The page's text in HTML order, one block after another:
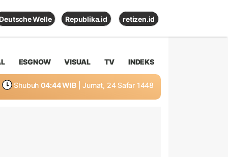
Deutsche Welle Republika.id retizen.id
ESGNOW VISUAL TV INDEKS
Shubuh 04:44 WIB | Jumat, 24 Safar 1448